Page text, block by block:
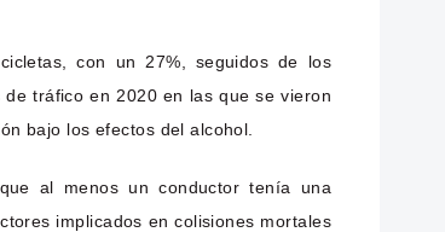
con un 27%, seguidos de los
tráfico en 2020 en las que se vieron
bajo los efectos del alcohol.
al menos un conductor tenía una
implicados en colisiones mortales